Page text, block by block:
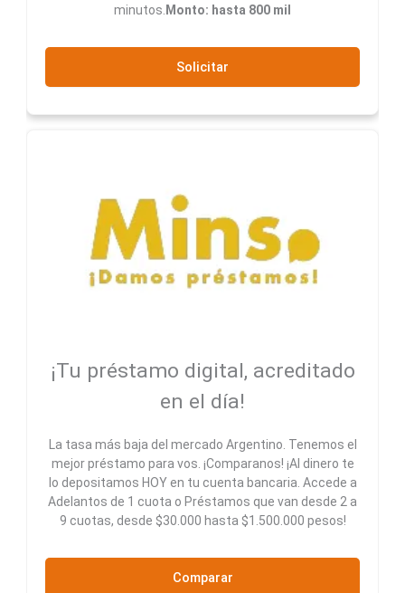
minutos. Monto: hasta 800 mil
Solicitar
¡Tu préstamo digital, acreditado
en el día!
La tasa más baja del mercado Argentino. Tenemos el
mejor préstamo para vos. ¡Comparanos! ¡Al dinero te
lo depositamos HOY en tu cuenta bancaria. Accede a
Adelantos de 1 cuota o Préstamos que van desde 2 a
9 cuotas, desde $30.000 hasta $1.500.000 pesos!
Comparar